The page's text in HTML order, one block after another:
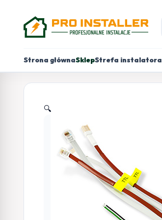
Strona głównaSklepStrefa instalatora
🔍